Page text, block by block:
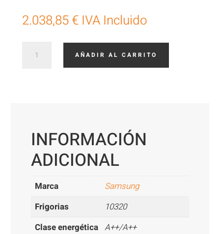
2.038,85€ IVA Incluido
AC120
AÑADIR AL CARRITO
INFORMACIÓN
ADICIONAL
Marca
Samsung
Frigorias
10320
Clase energética A++/A++